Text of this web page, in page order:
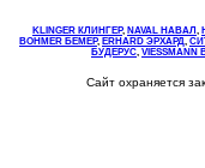
KLINGER КЛИНГЕР, NAVAL НАВАЛ ,
BOHMER БЕМЕР, ERHARD ЭРХАРД,
БУДЕРУС,
Сайт охраняется